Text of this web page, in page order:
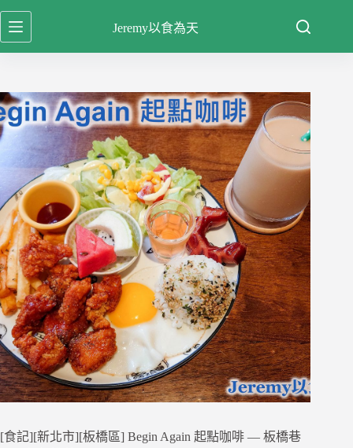
跳
至
容
Jeremy以食為天
[食記][新北市][板橋區] Begin Again 起點咖啡 — 板橋巷